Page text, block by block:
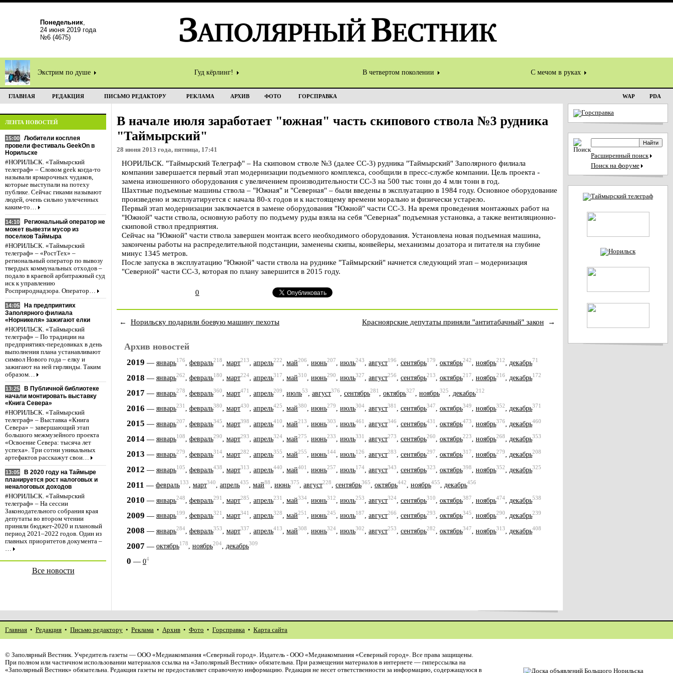
Понедельник,
24 июня 2019 года
№6 (4675)
Экстрим по душе Гуд кёрлинг! В четвертом поколении С мечом в руках
ГЛАВНАЯ РЕДАКЦИЯ ПИСЬМО РЕДАКТОРУ РЕКЛАМА АРХИВ ФОТО ГОРСПРАВКА WAP PDA
ЛЕНТА НОВОСТЕЙ
15:00
Любители косплея
провели фестиваль GeekOn в
Норильске
#НОРИЛЬСК. «Таймырский
телеграф» – Словом geek когда-то
называли ярмарочных чудаков,
которые выступали на потеху
публике. Сейчас гиками называют
людей, очень сильно увлеченных
каким-то…
14:10
Региональный оператор не
может вывезти мусор из
поселков Таймыра
#НОРИЛЬСК. «Таймырский
телеграф» – «РостТех» –
региональный оператор по вывозу
твердых коммунальных отходов –
подало в краевой арбитражный суд
иск к управлению
Росприроднадзора. Оператор…
14:05
На предприятиях
Заполярного филиала
«Норникеля» зажигают елки
#НОРИЛЬСК. «Таймырский
телеграф» – По традиции на
предприятиях-передовиках в день
выполнения плана устанавливают
символ Нового года – елку и
зажигают на ней гирлянды. Таким
образом…
13:25
В Публичной библиотеке
начали монтировать выставку
«Книга Севера»
#НОРИЛЬСК. «Таймырский
телеграф» – Выставка «Книга
Севера» – завершающий этап
большого межмузейного проекта
«Освоение Севера: тысяча лет
успеха». Три сотни уникальных
артефактов расскажут свои…
13:05
В 2020 году на Таймыре
планируется рост налоговых и
неналоговых доходов
#НОРИЛЬСК. «Таймырский
телеграф» – На сессии
Законодательного собрания края
депутаты во втором чтении
приняли бюджет-2020 и плановый
период 2021–2022 годов. Один из
главных приоритетов документа –
…
Все новости
В начале июля заработает "южная" часть скипового ствола №3 рудника
"Таймырский"
28 июня 2013 года, пятница, 17:41
НОРИЛЬСК. "Таймырский Телеграф" – На скиповом стволе №3 (далее СС-3) рудника "Таймырский" Заполярного филиала
компании завершается первый этап модернизации подъемного комплекса, сообщили в пресс-службе компании. Цель проекта -
замена изношенного оборудования с увеличением производительности СС-3 на 500 тыс тонн до 4 млн тонн в год.
Шахтные подъемные машины ствола – "Южная" и "Северная" – были введены в эксплуатацию в 1984 году. Основное оборудование
произведено и эксплуатируется с начала 80-х годов и к настоящему времени морально и физически устарело.
Первый этап модернизации заключается в замене оборудования "Южной" части СС-3. На время проведения монтажных работ на
"Южной" части ствола, основную работу по подъему руды взяла на себя "Северная" подъемная установка, а также вентиляционно-
скиповой ствол предприятия.
Сейчас на "Южной" части ствола завершен монтаж всего необходимого оборудования. Установлена новая подъемная машина,
закончены работы на распределительной подстанции, заменены скипы, конвейеры, механизмы дозатора и питателя на глубине
минус 1345 метров.
После запуска в эксплуатацию "Южной" части ствола на руднике "Таймырский" начнется следующий этап – модернизация
"Северной" части СС-3, которая по плану завершится в 2015 году.
0
← Норильску подарили боевую машину пехоты Красноярские депутаты приняли "антитабачный" закон →
Архив новостей
2019 — январь176 февраль218 март213 апрель222 май206 июнь207 июль243 август196 сентябрь179 октябрь242 ноябрь212 декабрь71
2018 — январь262, февраль180, март224, апрель317, май310, июнь290, июль327, август256, сентябрь213, октябрь217, ноябрь216, декабрь172
2017 — январь278 февраль360 март471 апрель209 июль53 август376 сентябрь281 октябрь327 ноябрь325 декабрь212
2016 — январь231, февраль380, март430, апрель425, май380, июнь279, июль304, август381, сентябрь347, октябрь349, ноябрь352, декабрь371
2015 — январь207 февраль345 март398 апрель410 май213 июнь303 июль461 август346 сентябрь431 октябрь473 ноябрь376 декабрь460
2014 — январь108, февраль290, март293, апрель324, май275, июнь233, июль331, август273, сентябрь260, октябрь223, ноябрь268, декабрь353
2013 — январь279 февраль314 март282 апрель355 май255 июнь144 июль126 август283 сентябрь297 октябрь317 ноябрь279 декабрь208
2012 — январь105 февраль438 март313 апрель440 май401 июнь257 июль174 август343 сентябрь323 октябрь398 ноябрь352 декабрь325
2011 — февраль133, март340, апрель435, май88, июнь375, август228, сентябрь365, октябрь442, ноябрь455, декабрь456
2010 — январь248 февраль291 март285 апрель231 май334 июнь312 июль253 август324 сентябрь310 октябрь387 ноябрь474 декабрь538
2009 — январь199, февраль321, март341, апрель328, май251, июнь245, июль187, август266, сентябрь293, октябрь345, ноябрь290, декабрь239
2008 — январь284 февраль353 март337 апрель413 май308 июнь324 июль302 август253 сентябрь282 октябрь347 ноябрь313 декабрь408
2007 — октябрь178, ноябрь204, декабрь309
0 — 04
Расширенный поиск
Поиск на форуме
Главная • Редакция • Письмо редактору • Реклама • Архив • Фото • Горсправка • Карта сайта
© Заполярный Вестник. Учредитель газеты — ООО «Медиакомпания «Северный город». Издатель - ООО «Медиакомпания «Северный город». Все права защищены.
При полном или частичном использовании материалов ссылка на «Заполярный Вестник» обязательна. При размещении материалов в интернете — гиперссылка на
«Заполярный Вестник» обязательна. Редакция газеты не предоставляет справочную информацию. Редакция не несет ответственности за информацию, содержащуюся в